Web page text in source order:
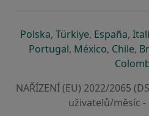
Polskase otevře v nové
, Türkiyese otevře v
, Españase
,
Portugalse otevře v nové
, Méxicose
, Chilese
,
NAŘÍZENÍ (EU) 2022/2065
uživatelů/měsíc -